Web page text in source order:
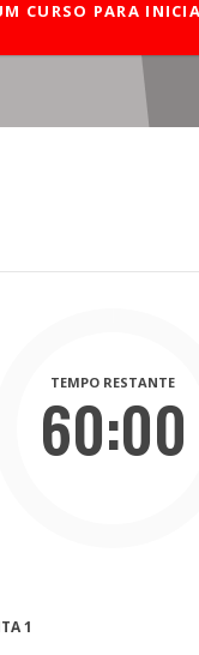
CURSO PARA
60:00
TEMPO RESTANTE
1